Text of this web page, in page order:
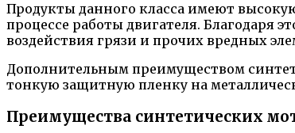
Продукты данного класса имеют
процессе работы двигателя. Благодаря
воздействия грязи и прочих вредных
Дополнительным преимуществом
тонкую защитную пленку на
Преимущества синтетических